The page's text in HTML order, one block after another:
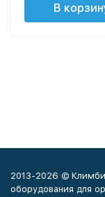
В
2013-2026 ©
оборудования для